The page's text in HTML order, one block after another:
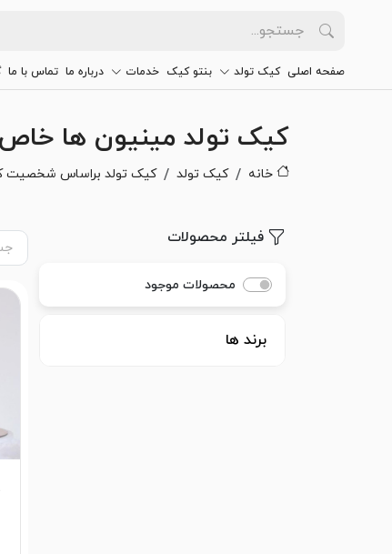
صفحه اصلی کیک تولد بنتو کیک خدمات درباره ما تماس با ما
کیک تولد مینیون ها
خانه کیک تولد کیک تولد براساس شخصیت
فیلتر محصولات
محصولات موجود
برند ها